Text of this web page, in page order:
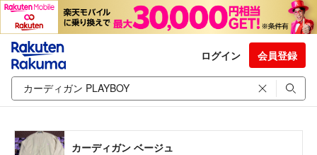
ログイン 会員登録
カーディガン ベージュ